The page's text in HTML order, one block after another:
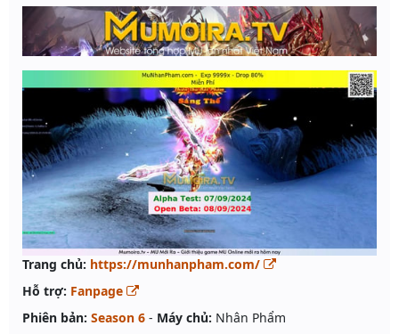
Trang chủ: https://munhanpham.com/
Hỗ trợ: Fanpage
Phiên bản: Season 6 - Máy chủ: Nhân Phẩm